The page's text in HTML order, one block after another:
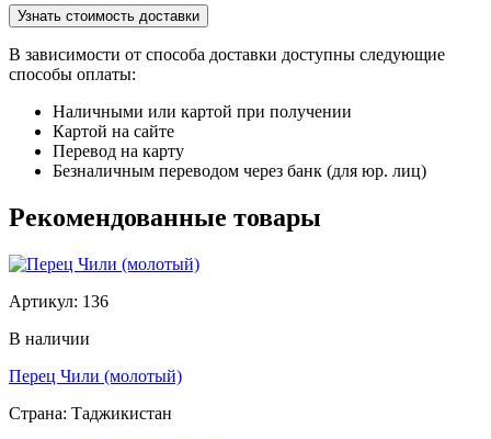
Узнать стоимость доставки
В зависимости от способа доставки доступны следующие
способы оплаты:
Наличными или картой при получении
Картой на сайте
Перевод на карту
Безналичным переводом через банк (для юр. лиц)
Рекомендованные товары
Артикул: 136
В наличии
Перец Чили (молотый)
Страна: Таджикистан